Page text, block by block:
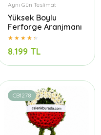
Aynı Gün Teslimat
Yüksek Boylu
Ferforge Aranjmanı
8.199 TL
CB1278